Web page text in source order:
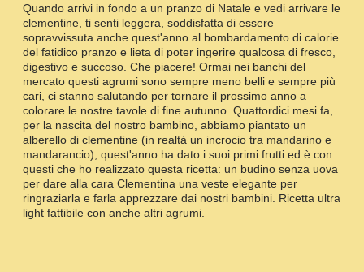
Quando arrivi in fondo a un pranzo di Natale e vedi arrivare le
clementine, ti senti leggera, soddisfatta di essere
sopravvissuta anche quest'anno al bombardamento di calorie
del fatidico pranzo e lieta di poter ingerire qualcosa di fresco,
digestivo e succoso. Che piacere! Ormai nei banchi del
mercato questi agrumi sono sempre meno belli e sempre più
cari, ci stanno salutando per tornare il prossimo anno a
colorare le nostre tavole di fine autunno. Quattordici mesi fa,
per la nascita del nostro bambino, abbiamo piantato un
alberello di clementine (in realtà un incrocio tra mandarino e
mandarancio), quest'anno ha dato i suoi primi frutti ed è con
questi che ho realizzato questa ricetta: un budino senza uova
per dare alla cara Clementina una veste elegante per
ringraziarla e farla apprezzare dai nostri bambini. Ricetta ultra
light fattibile con anche altri agrumi.